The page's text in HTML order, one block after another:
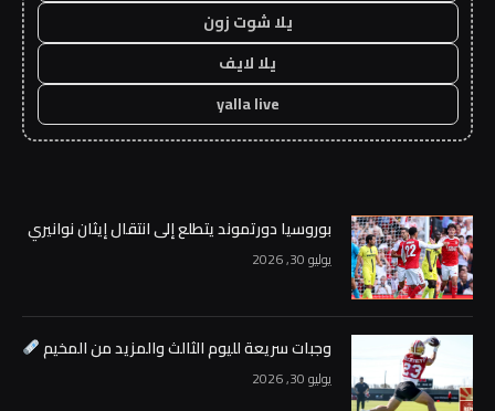
يلا شوت زون
يلا لايف
yalla live
بوروسيا دورتموند يتطلع إلى انتقال إيثان نوانيري
يوليو 30, 2026
وجبات سريعة لليوم الثالث والمزيد من المخيم
يوليو 30, 2026